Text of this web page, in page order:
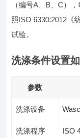
（编号A、B、C）
照ISO 6330:2012《
试验。
洗涤条件设置如
参数
洗涤设备
洗涤程序 ISO